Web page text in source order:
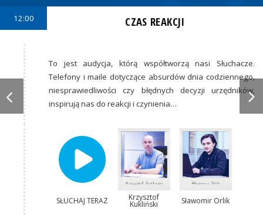
12:00 CZAS REAKCJI
To jest audycja, którą współtworzą nasi Słuchacze.
Telefony i maile dotyczące absurdów dnia codziennego,
niesprawiedliwości czy błędnych decyzji urzędników,
inspirują nas do reakcji i czynienia…
SŁUCHAJ TERAZ Krzysztof
Kukliński Sławomir Orlik